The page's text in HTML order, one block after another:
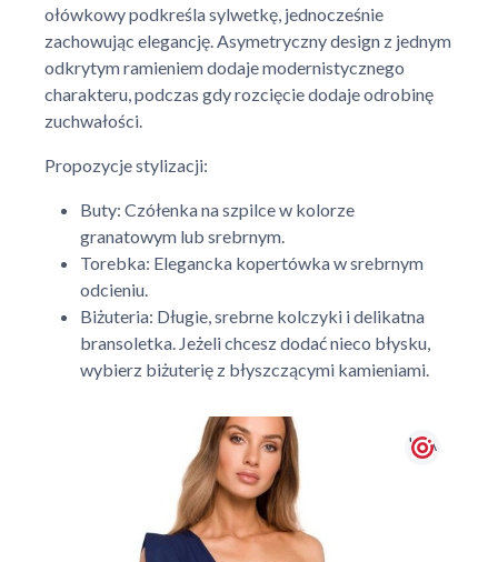
ołówkowy podkreśla sylwetkę, jednocześnie
zachowując elegancję. Asymetryczny design z jednym
odkrytym ramieniem dodaje modernistycznego
charakteru, podczas gdy rozcięcie dodaje odrobinę
zuchwałości.
Propozycje stylizacji:
Buty: Czółenka na szpilce w kolorze
granatowym lub srebrnym.
Torebka: Elegancka kopertówka w srebrnym
odcieniu.
Biżuteria: Długie, srebrne kolczyki i delikatna
bransoletka. Jeżeli chcesz dodać nieco błysku,
wybierz biżuterię z błyszczącymi kamieniami.
' + \